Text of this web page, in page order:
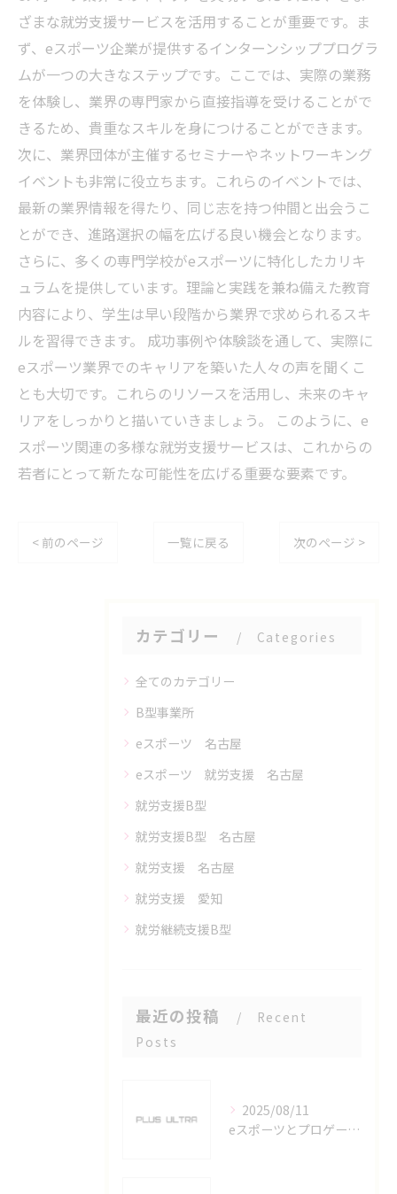
ざまな就労支援サービスを活用することが重要です。ま
ず、eスポーツ企業が提供するインターンシッププログラ
ムが一つの大きなステップです。ここでは、実際の業務
を体験し、業界の専門家から直接指導を受けることがで
きるため、貴重なスキルを身につけることができます。
次に、業界団体が主催するセミナーやネットワーキング
イベントも非常に役立ちます。これらのイベントでは、
最新の業界情報を得たり、同じ志を持つ仲間と出会うこ
とができ、進路選択の幅を広げる良い機会となります。
さらに、多くの専門学校がeスポーツに特化したカリキ
ュラムを提供しています。理論と実践を兼ね備えた教育
内容により、学生は早い段階から業界で求められるスキ
ルを習得できます。 成功事例や体験談を通して、実際に
eスポーツ業界でのキャリアを築いた人々の声を聞くこ
とも大切です。これらのリソースを活用し、未来のキャ
リアをしっかりと描いていきましょう。 このように、e
スポーツ関連の多様な就労支援サービスは、これからの
若者にとって新たな可能性を広げる重要な要素です。
< 前のページ 一覧に戻る 次のページ >
カテゴリー Categories
全てのカテゴリー
B型事業所
eスポーツ 名古屋
eスポーツ 就労支援 名古屋
就労支援B型
就労支援B型 名古屋
就労支援 名古屋
就労支援 愛知
就労継続支援B型
最近の投稿
Recent
Posts
2025/08/11
eスポーツとプロゲーマーを六番町駅で目指すための実践ガイド